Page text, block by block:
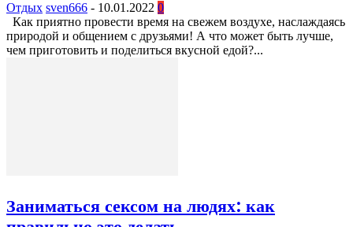
Отдых sven666 - 10.01.2022 0
Как приятно провести время на свежем воздухе, наслаждаясь
природой и общением с друзьями! А что может быть лучше,
чем приготовить и поделиться вкусной едой?...
Заниматься сексом на людях: как